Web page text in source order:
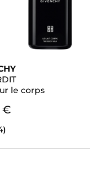
le corps
€